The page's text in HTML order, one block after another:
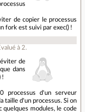
de copier le processus
fork est suivi par exec() !
à 2.
de
dans
!
processus d'un serveur
taille d'un processus. Si on
quelques modules, le code